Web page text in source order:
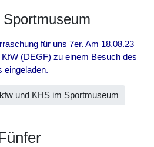
für uns 7er. Am 18.08.23
(DEGF) zu einem Besuch des
eingeladen.
und KHS im Sportmuseum